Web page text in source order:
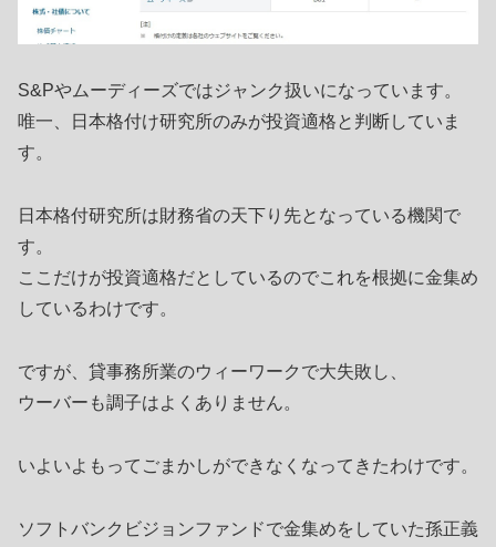
S&Pやムーディーズではジャンク扱いになっています。
唯一、日本格付け研究所のみが投資適格と判断していま
す。
日本格付研究所は財務省の天下り先となっている機関で
す。
ここだけが投資適格だとしているのでこれを根拠に金集め
しているわけです。
ですが、貸事務所業のウィーワークで大失敗し、
ウーバーも調子はよくありません。
いよいよもってごまかしができなくなってきたわけです。
ソフトバンクビジョンファンドで金集めをしていた孫正義